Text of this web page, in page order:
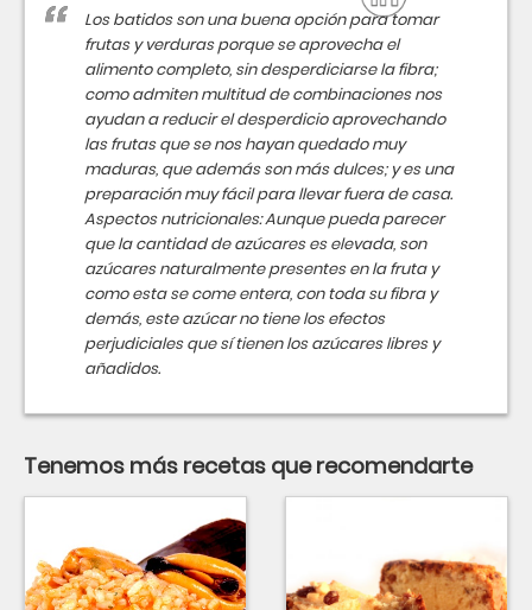
Los batidos son una buena opción para tomar
frutas y verduras porque se aprovecha el
alimento completo, sin desperdiciarse la fibra;
como admiten multitud de combinaciones nos
ayudan a reducir el desperdicio aprovechando
las frutas que se nos hayan quedado muy
maduras, que además son más dulces; y es una
preparación muy fácil para llevar fuera de casa.
Aspectos nutricionales: Aunque pueda parecer
que la cantidad de azúcares es elevada, son
azúcares naturalmente presentes en la fruta y
como esta se come entera, con toda su fibra y
demás, este azúcar no tiene los efectos
perjudiciales que sí tienen los azúcares libres y
añadidos.
Tenemos más recetas que recomendarte